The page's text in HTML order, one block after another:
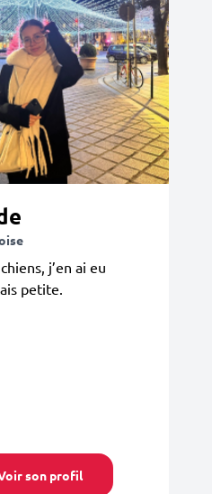
j’en ai eu
petite.
son profil